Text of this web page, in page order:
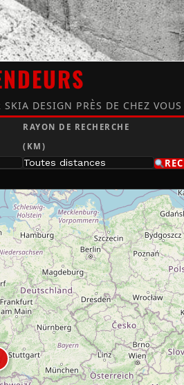
DESIGN PRÈS DE CHEZ VOUS
RAYON DE RECHERCHE
(KM)